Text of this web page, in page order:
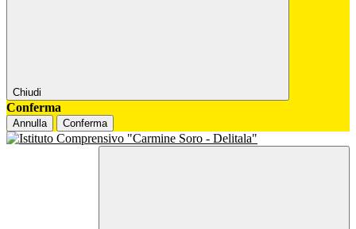
Chiudi
Conferma
Annulla Conferma